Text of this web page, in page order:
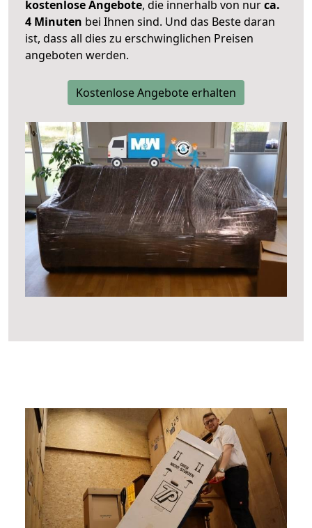
kostenlose Angebote, die innerhalb von nurca.
4 Minuten bei Ihnen sind. Und das Beste daran
ist, dass all dies zu erschwinglichen Preisen
angeboten werden.
Kostenlose Angebote erhalten